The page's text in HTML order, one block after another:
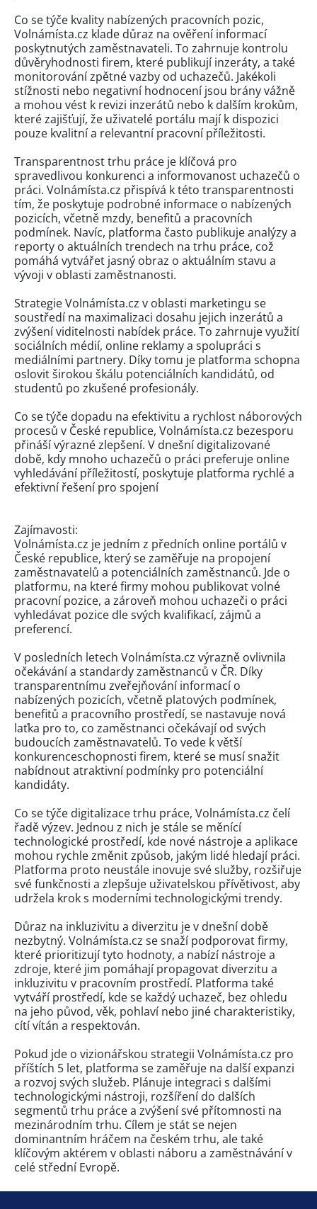
Co se týče kvality nabízených pracovních pozic,
Volnámísta.cz klade důraz na ověření informací
poskytnutých zaměstnavateli. To zahrnuje kontrolu
důvěryhodnosti firem, které publikují inzeráty, a také
monitorování zpětné vazby od uchazečů. Jakékoli
stížnosti nebo negativní hodnocení jsou brány vážně
a mohou vést k revizi inzerátů nebo k dalším krokům,
které zajišťují, že uživatelé portálu mají k dispozici
pouze kvalitní a relevantní pracovní příležitosti.
Transparentnost trhu práce je klíčová pro
spravedlivou konkurenci a informovanost uchazečů o
práci. Volnámísta.cz přispívá k této transparentnosti
tím, že poskytuje podrobné informace o nabízených
pozicích, včetně mzdy, benefitů a pracovních
podmínek. Navíc, platforma často publikuje analýzy a
reporty o aktuálních trendech na trhu práce, což
pomáhá vytvářet jasný obraz o aktuálním stavu a
vývoji v oblasti zaměstnanosti.
Strategie Volnámísta.cz v oblasti marketingu se
soustředí na maximalizaci dosahu jejich inzerátů a
zvýšení viditelnosti nabídek práce. To zahrnuje využití
sociálních médií, online reklamy a spolupráci s
mediálními partnery. Díky tomu je platforma schopna
oslovit širokou škálu potenciálních kandidátů, od
studentů po zkušené profesionály.
Co se týče dopadu na efektivitu a rychlost náborových
procesů v České republice, Volnámísta.cz bezesporu
přináší výrazné zlepšení. V dnešní digitalizované
době, kdy mnoho uchazečů o práci preferuje online
vyhledávání příležitostí, poskytuje platforma rychlé a
efektivní řešení pro spojení
Zajímavosti:
Volnámísta.cz je jedním z předních online portálů v
České republice, který se zaměřuje na propojení
zaměstnavatelů a potenciálních zaměstnanců. Jde o
platformu, na které firmy mohou publikovat volné
pracovní pozice, a zároveň mohou uchazeči o práci
vyhledávat pozice dle svých kvalifikací, zájmů a
preferencí.
V posledních letech Volnámísta.cz výrazně ovlivnila
očekávání a standardy zaměstnanců v ČR. Díky
transparentnímu zveřejňování informací o
nabízených pozicích, včetně platových podmínek,
benefitů a pracovního prostředí, se nastavuje nová
laťka pro to, co zaměstnanci očekávají od svých
budoucích zaměstnavatelů. To vede k větší
konkurenceschopnosti firem, které se musí snažit
nabídnout atraktivní podmínky pro potenciální
kandidáty.
Co se týče digitalizace trhu práce, Volnámísta.cz čelí
řadě výzev. Jednou z nich je stále se měnící
technologické prostředí, kde nové nástroje a aplikace
mohou rychle změnit způsob, jakým lidé hledají práci.
Platforma proto neustále inovuje své služby, rozšiřuje
své funkčnosti a zlepšuje uživatelskou přívětivost, aby
udržela krok s moderními technologickými trendy.
Důraz na inkluzivitu a diverzitu je v dnešní době
nezbytný. Volnámísta.cz se snaží podporovat firmy,
které prioritizují tyto hodnoty, a nabízí nástroje a
zdroje, které jim pomáhají propagovat diverzitu a
inkluzivitu v pracovním prostředí. Platforma také
vytváří prostředí, kde se každý uchazeč, bez ohledu
na jeho původ, věk, pohlaví nebo jiné charakteristiky,
cítí vítán a respektován.
Pokud jde o vizionářskou strategii Volnámísta.cz pro
příštích 5 let, platforma se zaměřuje na další expanzi
a rozvoj svých služeb. Plánuje integraci s dalšími
technologickými nástroji, rozšíření do dalších
segmentů trhu práce a zvýšení své přítomnosti na
mezinárodním trhu. Cílem je stát se nejen
dominantním hráčem na českém trhu, ale také
klíčovým aktérem v oblasti náboru a zaměstnávání v
celé střední Evropě.